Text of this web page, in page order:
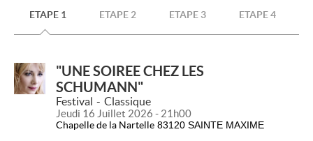
l'accueil
Retour
ETAPE 1 ETAPE 2 ETAPE 3 ETAPE 4
"UNE SOIREE CHEZ LES
SCHUMANN"
Festival Classique
Jeudi 16 Juillet 2026 - 21h00
Chapelle de la Nartelle 83120 SAINTE MAXIME